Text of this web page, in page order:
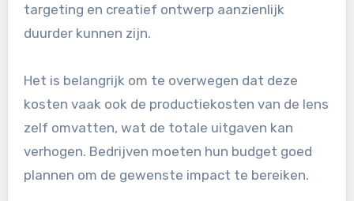
targeting en creatief ontwerp aanzienlijk
duurder kunnen zijn.
Het is belangrijk om te overwegen dat deze
kosten vaak ook de productiekosten van de lens
zelf omvatten, wat de totale uitgaven kan
verhogen. Bedrijven moeten hun budget goed
plannen om de gewenste impact te bereiken.